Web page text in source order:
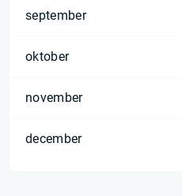
september
oktober
november
december